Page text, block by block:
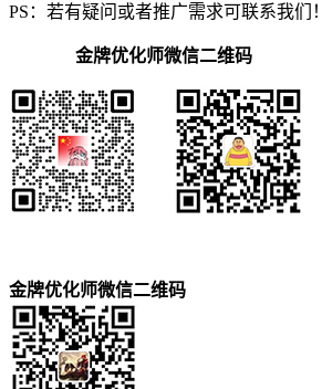
PS：若有疑问或者推广需求可联系我们！
金牌优化师微信二维码
金牌优化师微信二维码